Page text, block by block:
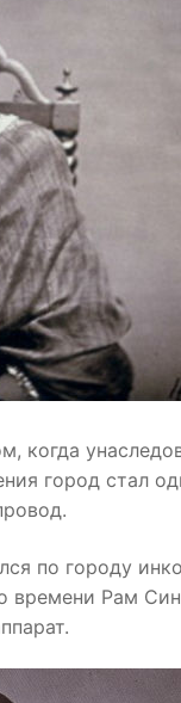
когда
город стал
по городу
времени Рам